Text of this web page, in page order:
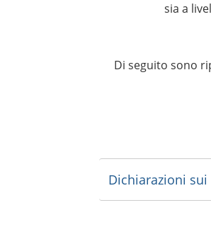
sia a
Di seguito sono
Dichiarazioni